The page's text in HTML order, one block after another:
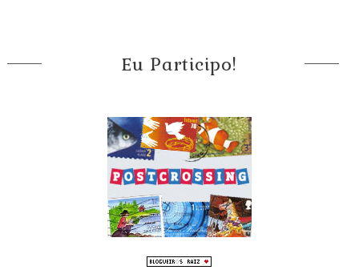
Eu Participo!